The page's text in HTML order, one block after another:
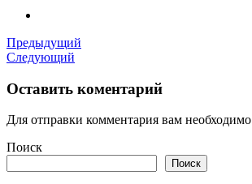
Предыдущий
Следующий
Оставить коментарий
Для отправки комментария вам необходимо
Поиск
Поиск